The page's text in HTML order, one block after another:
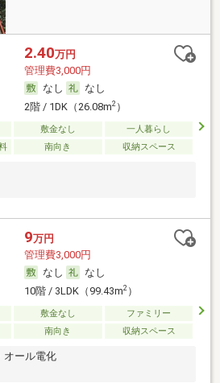
2.40万円
管理費3,000円
なし
なし
2階 / 1DK（26.08m2）
敷金なし
一人暮らし
南向き 収納スペース
9万円
管理費3,000円
なし
なし
10階 / 3LDK（99.43m2）
敷金なし
ファミリー
南向き 収納スペース
オール電化